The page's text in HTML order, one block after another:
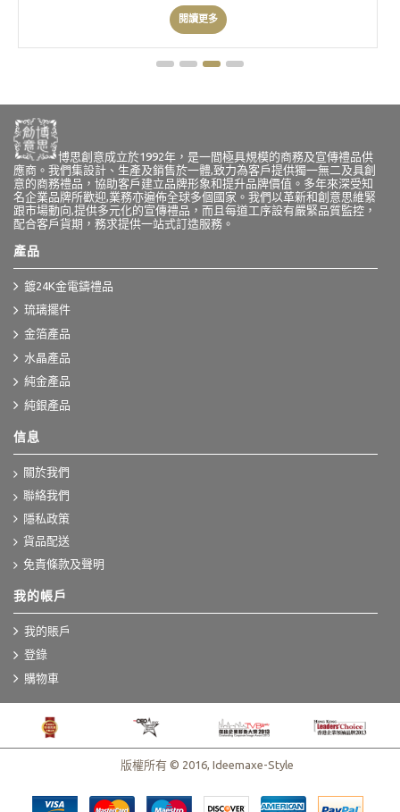
博思創意成立於1992年，是一間極具規模的商務及宣傳禮品供
應商。我們集設計、生產及銷售於一體,致力為客戶提供獨一無二及具創
意的商務禮品，協助客戶建立品牌形象和提升品牌價值。多年來深受知
名企業品牌所歡迎,業務亦遍佈全球多個國家。我們以革新和創意思維緊
跟市場動向,提供多元化的宣傳禮品，而且每道工序設有嚴緊品質監控，
配合客戶貨期，務求提供一站式訂造服務。
產品
鍍24K金電鑄禮品
琉璃擺件
金箔產品
水晶產品
純金產品
純銀產品
信息
關於我們
聯絡我們
隱私政策
貨品配送
免責條款及聲明
我的帳戶
我的賬戶
登錄
購物車
版權所有 © 2016, Ideemaxe-Style